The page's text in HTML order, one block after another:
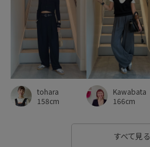
tohara
158cm
Kawabata
166cm
すべて見る